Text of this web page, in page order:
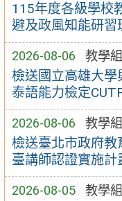
115年度各級學校
避及政風知能研習
2026-08-06 教學組
檢送國立高雄大
泰語能力檢定
2026-08-06 教學組
檢送臺北市政府
臺講師認證實施計
2026-08-05 教學組